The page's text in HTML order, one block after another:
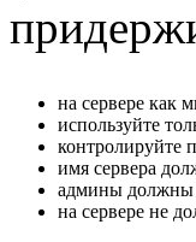
на сервере как
используйте
контролируйте
имя сервера
админы должны
на сервере не